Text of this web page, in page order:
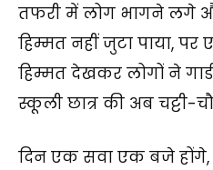
तफरी में लोग भागने लगे
हिम्मत नहीं जुटा पाया,
हिम्मत देखकर लोगों ने
स्कूली छात्र की अब चट्टी-
दिन एक सवा एक बजे